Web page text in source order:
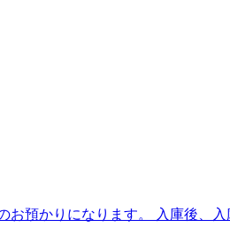
お預かりになります。 入庫後、